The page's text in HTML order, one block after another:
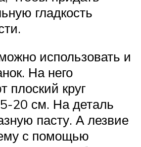
гладкость
использовать и
На него
плоский круг
20 см. На деталь
пасту. А лезвие
с помощью